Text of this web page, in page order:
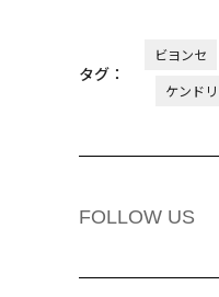
タグ：
ビヨンセ
ケンド
FOLLOW US